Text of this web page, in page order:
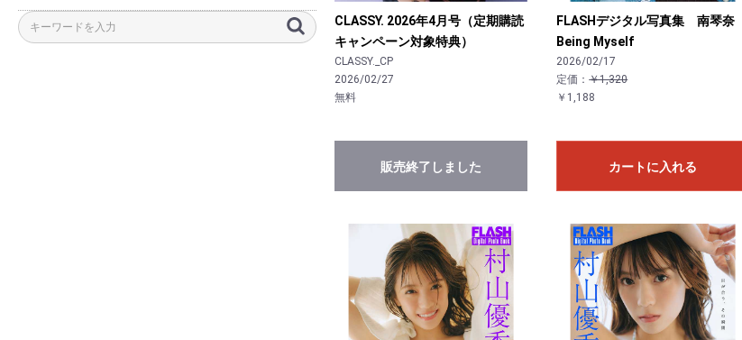
CLASSY. 2026年4月号（定期購読
キャンペーン対象特典）
CLASSY._CP
2026/02/27
無料
販売終了しました
FLASHデジタル写真集 南琴奈
Being Myself
2026/02/17
定価：￥1,320
￥1,188
カートに入れる
お買い物を続ける